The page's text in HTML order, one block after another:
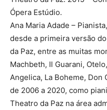
Ópera Estúdio.
Ana Maria Adade –
desde a primeira versão
da Paz, entre as muitas
Machbeth, Il Guarani,
Angelica, La Boheme, Don
de 2006 a 2020, como
Theatro da Paz na área